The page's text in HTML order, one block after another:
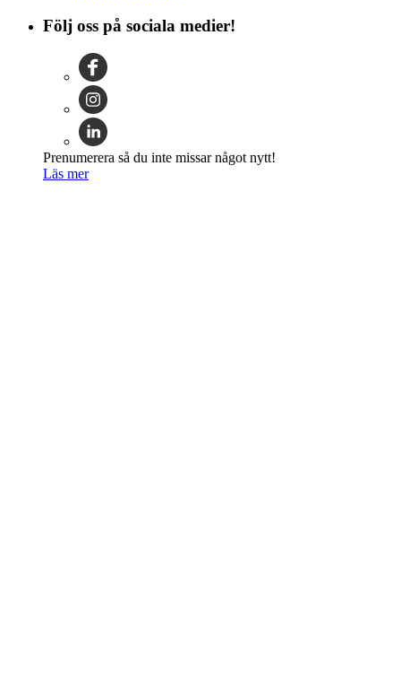
Följ oss på sociala medier!
Prenumerera så du inte missar något nytt!
Läs mer